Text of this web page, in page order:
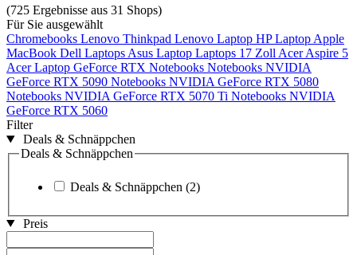
(725 Ergebnisse aus 31 Shops)
Für Sie ausgewählt
Chromebooks Lenovo Thinkpad Lenovo Laptop HP Laptop Apple
MacBook Dell Laptops Asus Laptop Laptops 17 Zoll Acer Aspire 5
Acer Laptop GeForce RTX Notebooks Notebooks NVIDIA
GeForce RTX 5090 Notebooks NVIDIA GeForce RTX 5080
Notebooks NVIDIA GeForce RTX 5070 Ti Notebooks NVIDIA
GeForce RTX 5060
Filter
Deals & Schnäppchen
Deals & Schnäppchen
Deals & Schnäppchen (2)
Preis